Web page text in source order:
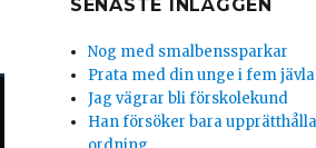
SENASTE INLÄGGEN
Nog med smalbenssparkar
Prata med din unge i fem
Jag vägrar bli förskolekund
Han försöker bara